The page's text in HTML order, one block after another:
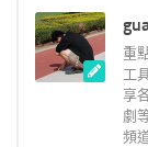
重
工
享
劇
頻